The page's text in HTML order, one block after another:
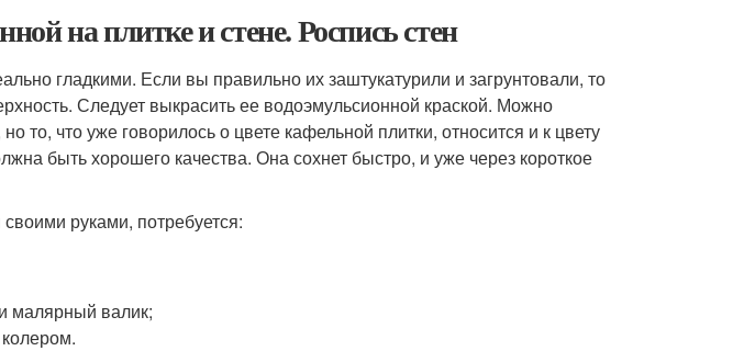
на плитке и стене. Роспись стен
гладкими. Если вы правильно их заштукатурили и загрунтовали, то
Следует выкрасить ее водоэмульсионной краской. Можно
то, что уже говорилось о цвете кафельной плитки, относится и к цвету
быть хорошего качества. Она сохнет быстро, и уже через короткое
руками, потребуется:
малярный валик;